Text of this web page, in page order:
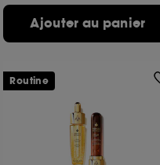
Ajouter au panier
Routine
ou en magasin. Pour
sur "continuer sans
moment choisir de